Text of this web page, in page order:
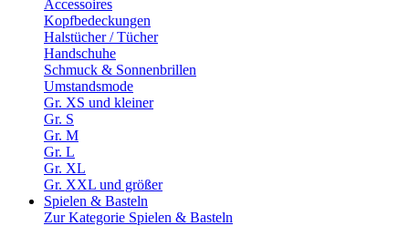
Accessoires
Kopfbedeckungen
Halstücher / Tücher
Handschuhe
Schmuck & Sonnenbrillen
Umstandsmode
Gr. XS und kleiner
Gr. S
Gr. M
Gr. L
Gr. XL
Gr. XXL und größer
Spielen & Basteln
Zur Kategorie Spielen & Basteln